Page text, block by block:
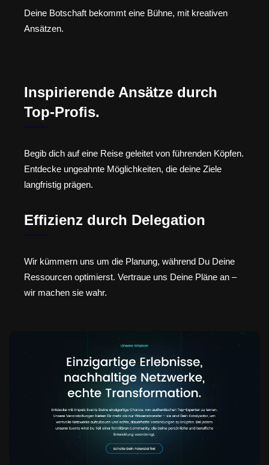
Deine Botschaft bekommt eine Bühne, mit kreativen
Ansätzen.
Inspirierende Ansätze durch
Top-Profis.
Begib dich auf eine Reise geleitet von führenden Köpfen.
Entdecke ungeahnte Möglichkeiten, die deine Ziele
langfristig prägen.
Effizienz durch Delegation
Wir kümmern uns um die Planung, während Du Deine
Ressourcen optimierst. Vertraue uns Deine Pläne an –
wir machen sie wahr.